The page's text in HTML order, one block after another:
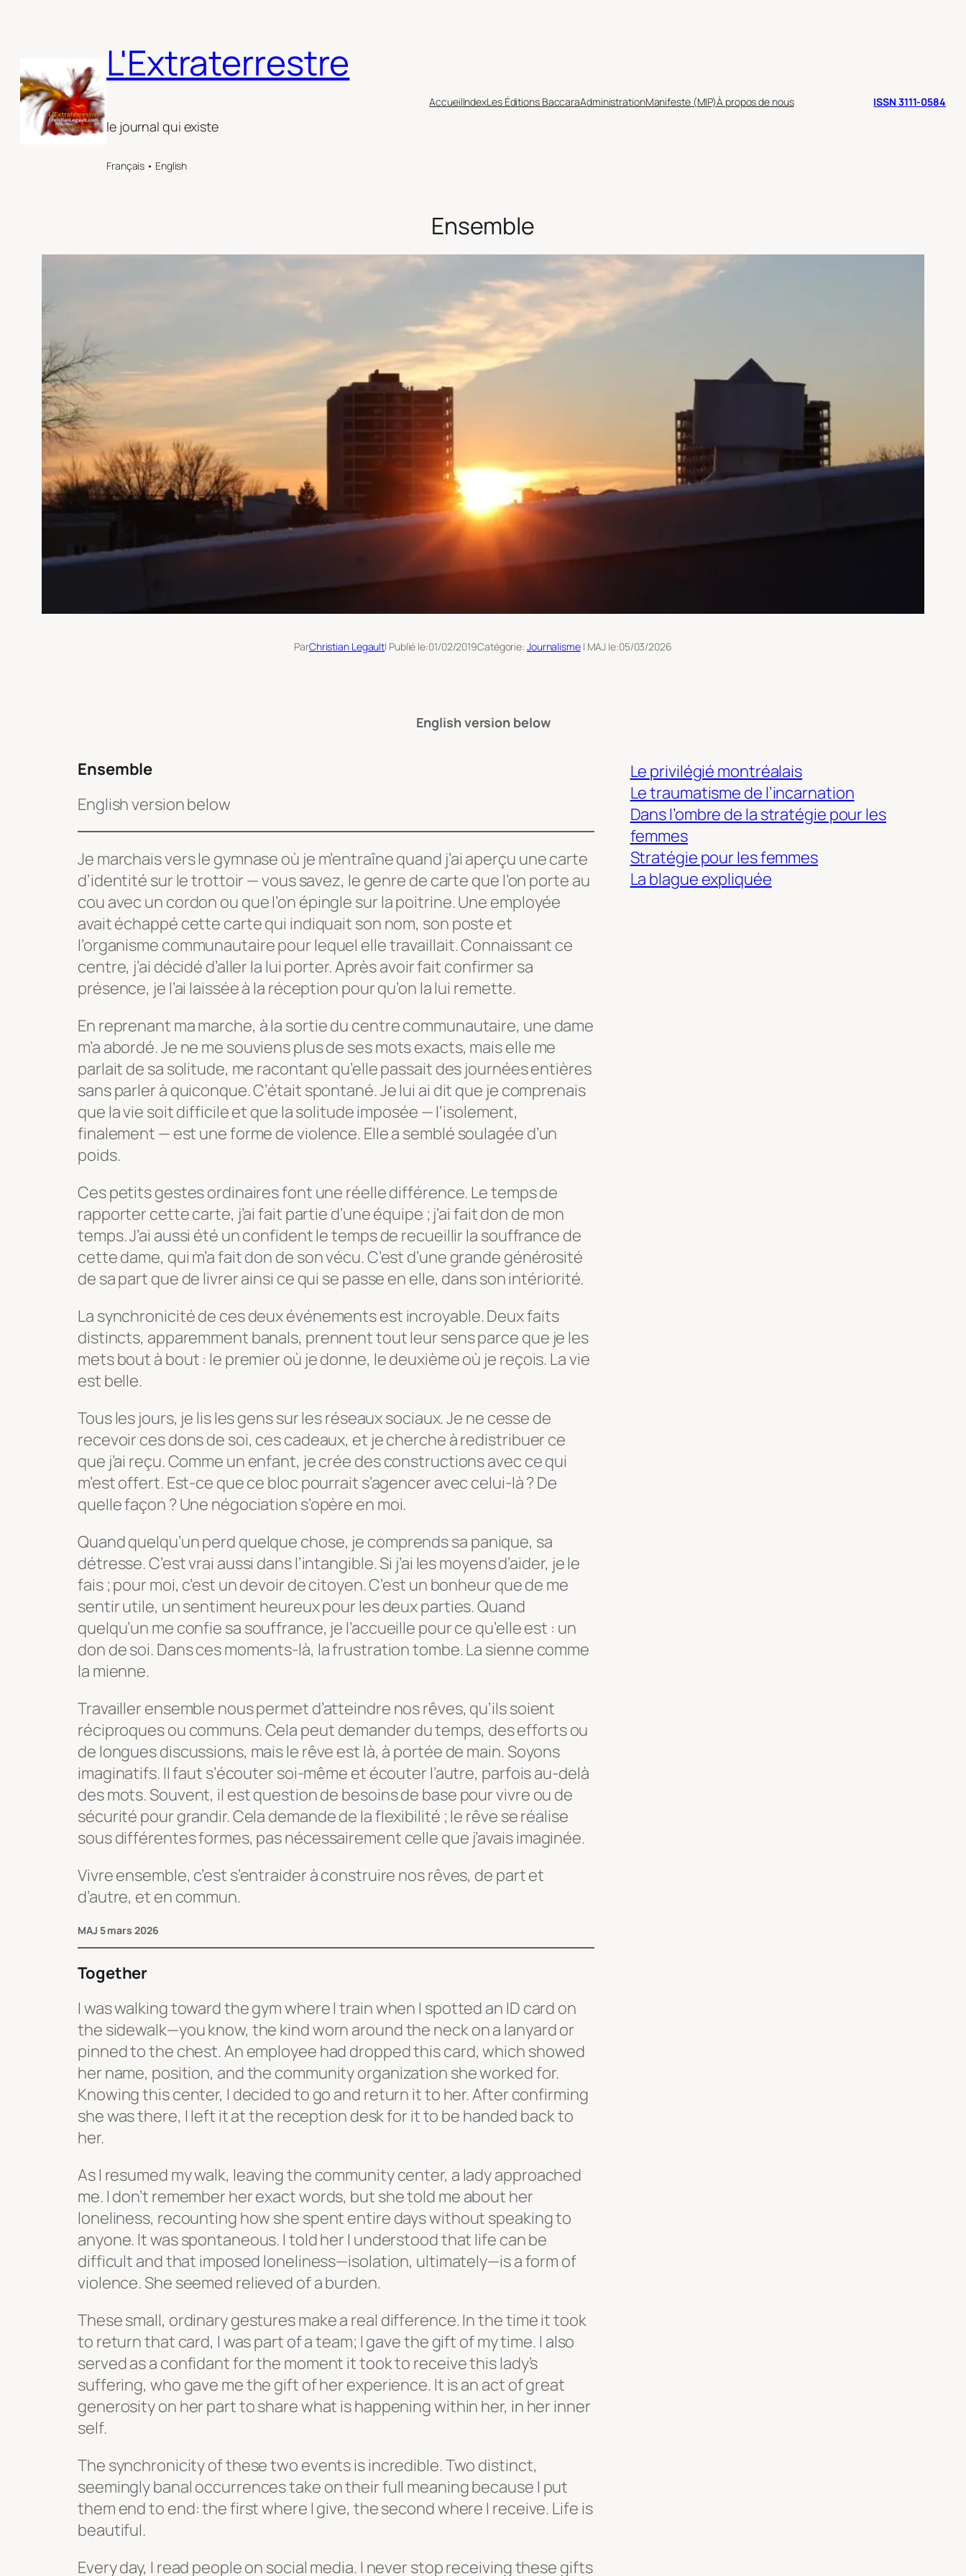
L'Extraterrestre
le journal qui existe
Français • English
AccueilIndexLes Éditions BaccaraAdministrationManifeste (MIP)À propos de nous ISSN 3111-0584
Ensemble
ParChristian Legault| Publié le:01/02/2019Catégorie: Journalisme| MAJ le:05/03/2026
English version below
Ensemble
English version below
Je marchais vers le gymnase où je m’entraîne quand j’ai aperçu une carte
d’identité sur le trottoir — vous savez, le genre de carte que l’on porte au
cou avec un cordon ou que l’on épingle sur la poitrine. Une employée
avait échappé cette carte qui indiquait son nom, son poste et
l’organisme communautaire pour lequel elle travaillait. Connaissant ce
centre, j’ai décidé d’aller la lui porter. Après avoir fait confirmer sa
présence, je l’ai laissée à la réception pour qu’on la lui remette.
En reprenant ma marche, à la sortie du centre communautaire, une dame
m’a abordé. Je ne me souviens plus de ses mots exacts, mais elle me
parlait de sa solitude, me racontant qu’elle passait des journées entières
sans parler à quiconque. C’était spontané. Je lui ai dit que je comprenais
que la vie soit difficile et que la solitude imposée — l’isolement,
finalement — est une forme de violence. Elle a semblé soulagée d’un
poids.
Ces petits gestes ordinaires font une réelle différence. Le temps de
rapporter cette carte, j’ai fait partie d’une équipe ; j’ai fait don de mon
temps. J’ai aussi été un confident le temps de recueillir la souffrance de
cette dame, qui m’a fait don de son vécu. C’est d’une grande générosité
de sa part que de livrer ainsi ce qui se passe en elle, dans son intériorité.
La synchronicité de ces deux événements est incroyable. Deux faits
distincts, apparemment banals, prennent tout leur sens parce que je les
mets bout à bout : le premier où je donne, le deuxième où je reçois. La vie
est belle.
Tous les jours, je lis les gens sur les réseaux sociaux. Je ne cesse de
recevoir ces dons de soi, ces cadeaux, et je cherche à redistribuer ce
que j’ai reçu. Comme un enfant, je crée des constructions avec ce qui
m’est offert. Est-ce que ce bloc pourrait s’agencer avec celui-là ? De
quelle façon ? Une négociation s’opère en moi.
Quand quelqu’un perd quelque chose, je comprends sa panique, sa
détresse. C’est vrai aussi dans l’intangible. Si j’ai les moyens d’aider, je le
fais ; pour moi, c’est un devoir de citoyen. C’est un bonheur que de me
sentir utile, un sentiment heureux pour les deux parties. Quand
quelqu’un me confie sa souffrance, je l’accueille pour ce qu’elle est : un
don de soi. Dans ces moments-là, la frustration tombe. La sienne comme
la mienne.
Travailler ensemble nous permet d’atteindre nos rêves, qu’ils soient
réciproques ou communs. Cela peut demander du temps, des efforts ou
de longues discussions, mais le rêve est là, à portée de main. Soyons
imaginatifs. Il faut s’écouter soi-même et écouter l’autre, parfois au-delà
des mots. Souvent, il est question de besoins de base pour vivre ou de
sécurité pour grandir. Cela demande de la flexibilité ; le rêve se réalise
sous différentes formes, pas nécessairement celle que j’avais imaginée.
Vivre ensemble, c’est s’entraider à construire nos rêves, de part et
d’autre, et en commun.
MAJ 5 mars 2026
Together
I was walking toward the gym where I train when I spotted an ID card on
the sidewalk—you know, the kind worn around the neck on a lanyard or
pinned to the chest. An employee had dropped this card, which showed
her name, position, and the community organization she worked for.
Knowing this center, I decided to go and return it to her. After confirming
she was there, I left it at the reception desk for it to be handed back to
her.
As I resumed my walk, leaving the community center, a lady approached
me. I don’t remember her exact words, but she told me about her
loneliness, recounting how she spent entire days without speaking to
anyone. It was spontaneous. I told her I understood that life can be
difficult and that imposed loneliness—isolation, ultimately—is a form of
violence. She seemed relieved of a burden.
These small, ordinary gestures make a real difference. In the time it took
to return that card, I was part of a team; I gave the gift of my time. I also
served as a confidant for the moment it took to receive this lady’s
suffering, who gave me the gift of her experience. It is an act of great
generosity on her part to share what is happening within her, in her inner
self.
The synchronicity of these two events is incredible. Two distinct,
seemingly banal occurrences take on their full meaning because I put
them end to end: the first where I give, the second where I receive. Life is
beautiful.
Every day, I read people on social media. I never stop receiving these gifts
Le privilégié montréalais
Le traumatisme de l’incarnation
Dans l’ombre de la stratégie pour les
femmes
Stratégie pour les femmes
La blague expliquée